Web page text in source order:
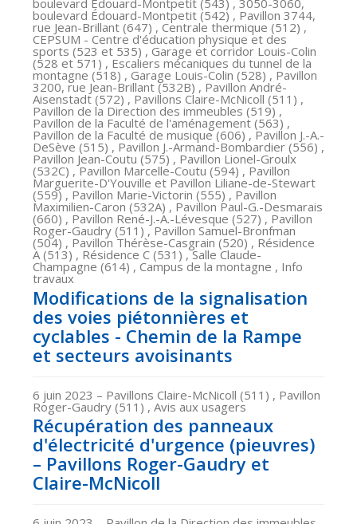
boulevard Édouard-Montpetit (542) , Pavillon 3744,
rue Jean-Brillant (647) , Centrale thermique (512) ,
CEPSUM - Centre d'éducation physique et des
sports (523 et 535) , Garage et corridor Louis-Colin
(528 et 571) , Escaliers mécaniques du tunnel de la
montagne (518) , Garage Louis-Colin (528) , Pavillon
3200, rue Jean-Brillant (532B) , Pavillon André-
Aisenstadt (572) , Pavillons Claire-McNicoll (511) ,
Pavillon de la Direction des immeubles (519) ,
Pavillon de la Faculté de l'aménagement (563) ,
Pavillon de la Faculté de musique (606) , Pavillon J.-A.-
DeSève (515) , Pavillon J.-Armand-Bombardier (556) ,
Pavillon Jean-Coutu (575) , Pavillon Lionel-Groulx
(532C) , Pavillon Marcelle-Coutu (594) , Pavillon
Marguerite-D'Youville et Pavillon Liliane-de-Stewart
(559) , Pavillon Marie-Victorin (555) , Pavillon
Maximilien-Caron (532A) , Pavillon Paul-G.-Desmarais
(660) , Pavillon René-J.-A.-Lévesque (527) , Pavillon
Roger-Gaudry (511) , Pavillon Samuel-Bronfman
(504) , Pavillon Thérèse-Casgrain (520) , Résidence
A (513) , Résidence C (531) , Salle Claude-
Champagne (614) , Campus de la montagne , Info
travaux
Modifications de la signalisation
des voies piétonnières et
cyclables - Chemin de la Rampe
et secteurs avoisinants
6 juin 2023 – Pavillons Claire-McNicoll (511) , Pavillon
Roger-Gaudry (511) , Avis aux usagers
Récupération des panneaux
d'électricité d'urgence (pieuvres)
– Pavillons Roger-Gaudry et
Claire-McNicoll